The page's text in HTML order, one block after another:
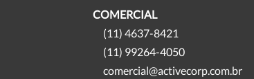
COMERCIAL
(11) 4637-8421
(11) 99264-4050
comercial@activecorp.com.br